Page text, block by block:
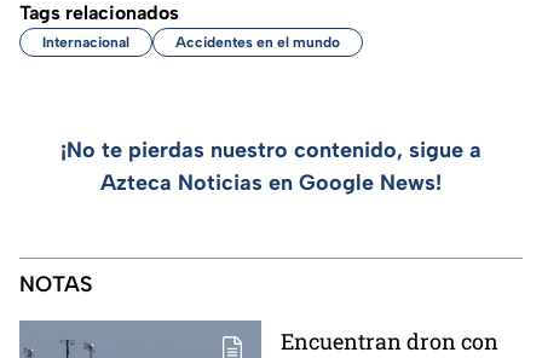
Tags relacionados
Internacional Accidentes en el mundo
¡No te pierdas nuestro contenido, sigue a
Azteca Noticias en Google News!
NOTAS
Encuentran dron con